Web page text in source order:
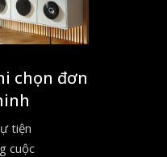
chọn đơn
tiện
cuộc